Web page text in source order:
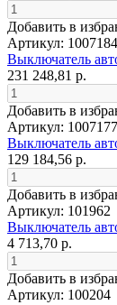
Добавить в
Артикул: 1007184
Выключатель
231 248,81 р.
Добавить в
Артикул: 1007177
Выключатель
129 184,56 р.
Добавить в
Артикул: 101962
Выключатель
4 713,70 р.
Добавить в
Артикул: 100204